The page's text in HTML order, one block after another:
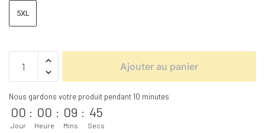
5XL
Ajouter au panier
Nous gardons votre produit pendant 10 minutes
00
Jour
: 00
Heure
: 09
Mins
: 45
Secs